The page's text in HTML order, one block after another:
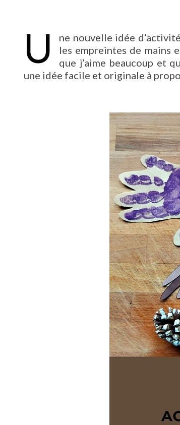
U
ne nouvelle idée
les empreintes de mains
que j’aime beaucoup et
une idée facile et originale à